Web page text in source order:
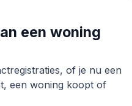
een woning
of je nu een
een woning koopt of